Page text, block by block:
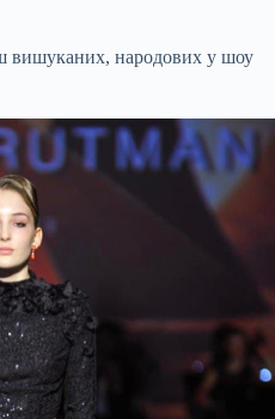
вишуканих, народових у шоу